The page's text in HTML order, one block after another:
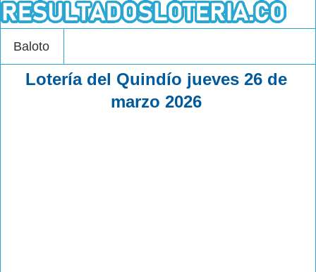
Baloto
Lotería del Quindío jueves 26 de
marzo 2026